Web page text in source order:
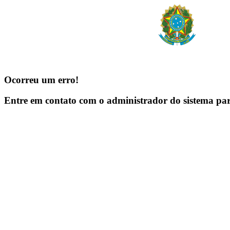
Ocorreu um erro!
Entre em contato com o administrador do sistema